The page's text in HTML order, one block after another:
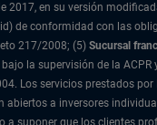
2017, en su versión
de conformidad con las
217/2008; (5) Sucursal
la supervisión de la ACPR
Los servicios prestados
a inversores
suponer que los clientes